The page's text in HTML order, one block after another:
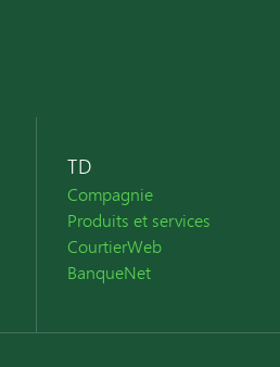
TD
Compagnie
Produits et services
CourtierWeb
BanqueNet